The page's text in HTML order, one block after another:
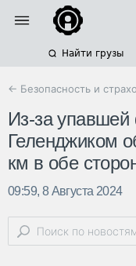
Найти грузы
← Безопасность и
Из-за
Геленджиком
км в обе
09:59, 8 Августа 2024